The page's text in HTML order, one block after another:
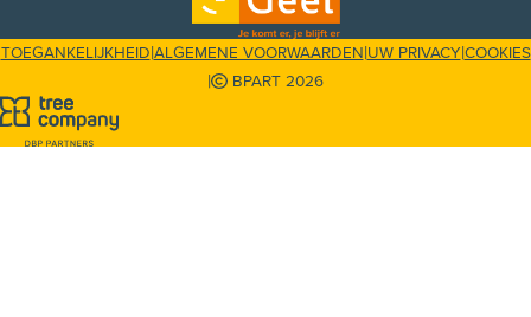
TOEGANKELIJKHEID|ALGEMENE VOORWAARDEN|UW PRIVACY|COOKIES
| BPART 2026